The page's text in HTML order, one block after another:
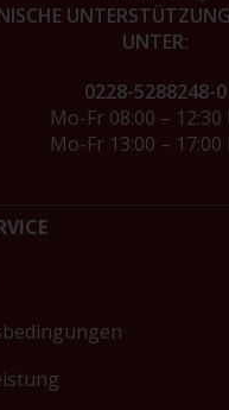
UNTER:
0228-5288248-0
Mo-Fr 08:00 –
Mo-Fr 13:00 –